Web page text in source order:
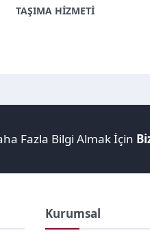
HIZMETI
Fazla Bilgi Almak İçin
Kurumsal